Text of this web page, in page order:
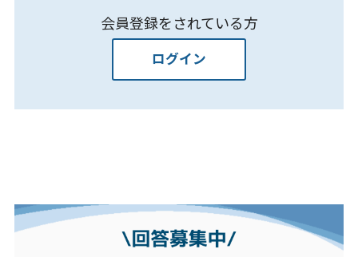
会員登録をされている方
ログイン